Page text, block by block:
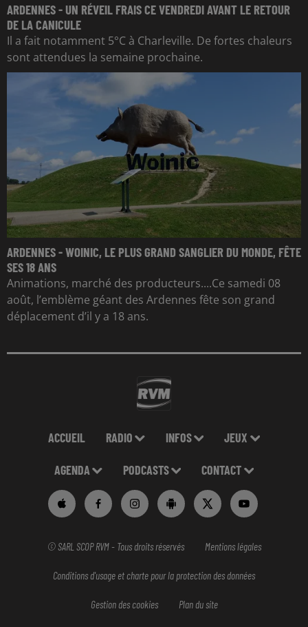
ARDENNES - UN RÉVEIL FRAIS CE VENDREDI AVANT LE RETOUR
DE LA CANICULE
Il a fait notamment 5°C à Charleville. De fortes chaleurs
sont attendues la semaine prochaine.
ARDENNES - WOINIC, LE PLUS GRAND SANGLIER DU MONDE, FÊTE
SES 18 ANS
Animations, marché des producteurs....Ce samedi 08
août, l’emblème géant des Ardennes fête son grand
déplacement d’il y a 18 ans.
ACCUEIL RADIO INFOS JEUX
AGENDA PODCASTS CONTACT
© SARL SCOP RVM - Tous droits réservés Mentions légales
Conditions d'usage et charte pour la protection des données
Gestion des cookies Plan du site